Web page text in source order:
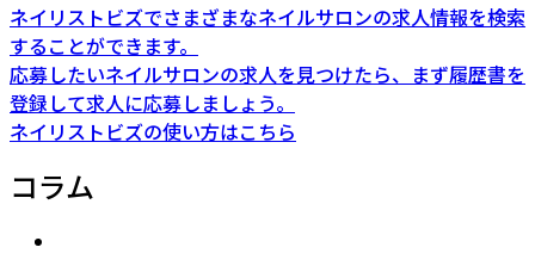
ネイリストビズでさまざまなネイルサロンの求人情報を検索
することができます。
応募したいネイルサロンの求人を見つけたら、まず履歴書を
登録して求人に応募しましょう。
ネイリストビズの使い方はこちら
コラム